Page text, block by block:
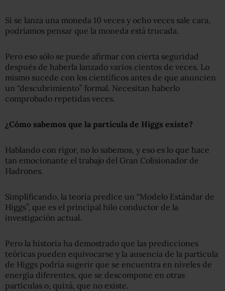
Si se lanza una moneda 10 veces y ocho veces sale cara,
podríamos pensar que la moneda está trucada.
Pero eso sólo se puede afirmar con cierta seguridad
después de haberla lanzado varios cientos de veces. Lo
mismo sucede con los científicos antes de que anuncien
un “descubrimiento” formal. Necesitan haberlo
comprobado repetidas veces.
¿Cómo sabemos que la partícula de Higgs existe?
Hablando con rigor, no lo sabemos, y eso es lo que hace
tan emocionante el trabajo del Gran Colisionador de
Hadrones.
Simplificando, la teoría predice un “Modelo Estándar de
Higgs”, que es el principal hilo conductor de la
investigación actual.
Pero la historia ha demostrado que las predicciones
teóricas pueden equivocarse y la ausencia de la partícula
de Higgs podría sugerir que se encuentra en niveles de
energía diferentes, que se descompone en otras
partículas o, quizá, que no existe.